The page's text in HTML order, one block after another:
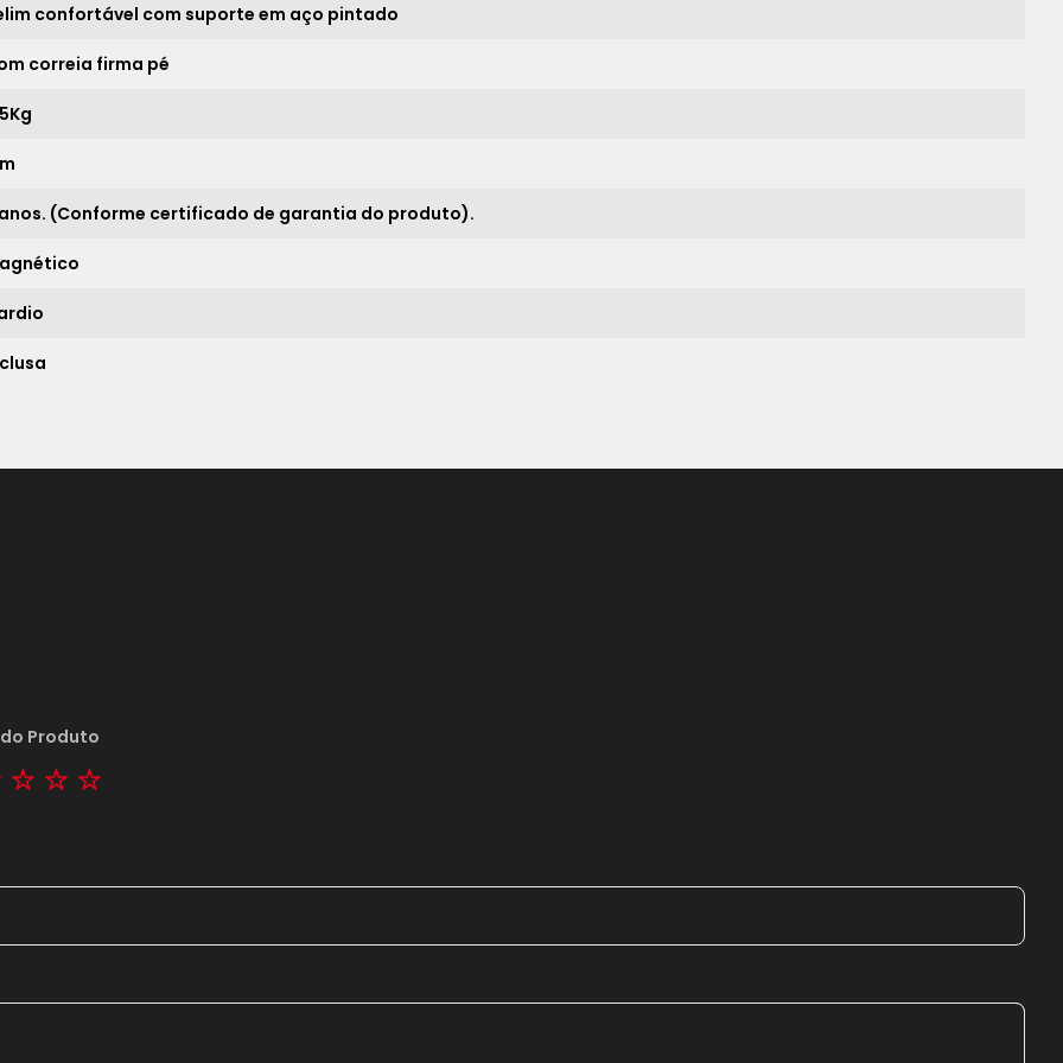
20xsem juros de
21xsem juros de
*
confortável com suporte em aço pintado
correia firma pé
(Conforme certificado de garantia do produto).
Produto
2 stars3 stars4 stars